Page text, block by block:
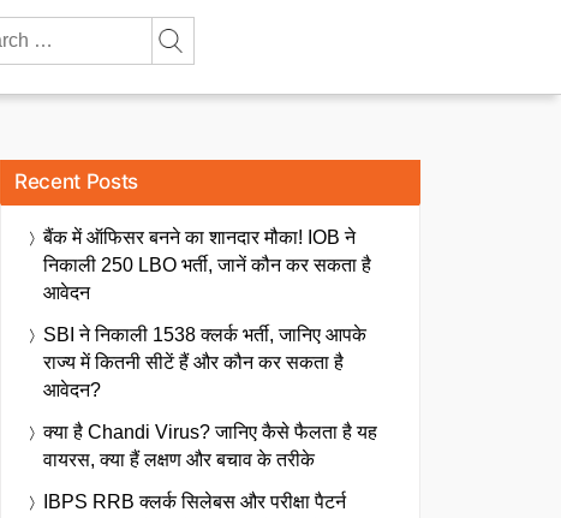
Recent Posts
बैंक में ऑफिसर बनने का शानदार मौका! IOB ने
निकाली 250 LBO भर्ती, जानें कौन कर सकता है
आवेदन
SBI ने निकाली 1538 क्लर्क भर्ती, जानिए आपके
राज्य में कितनी सीटें हैं और कौन कर सकता है
आवेदन?
क्या है Chandi Virus? जानिए कैसे फैलता है यह
वायरस, क्या हैं लक्षण और बचाव के तरीके
IBPS RRB क्लर्क सिलेबस और परीक्षा पैटर्न